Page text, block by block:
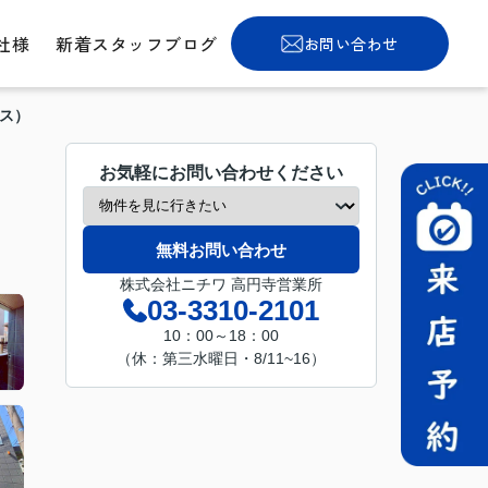
様 新着スタッフブログ お問い合わせ
）
お気軽にお問い合わせください
無料お問い合わせ
株式会社ニチワ 高円寺営業所
03-3310-2101
10：00～18：00
（休：第三水曜日・8/11~16）